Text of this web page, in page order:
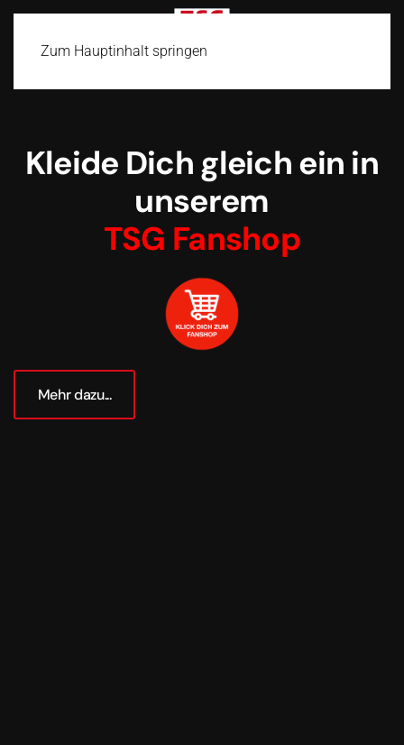
Zum Hauptinhalt springen
Kleide Dich gleich ein in
unserem
TSG Fanshop
Mehr dazu...